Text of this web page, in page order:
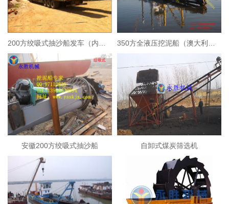
安徽200方绞吸式抽沙船 自卸式煤炭筛选机